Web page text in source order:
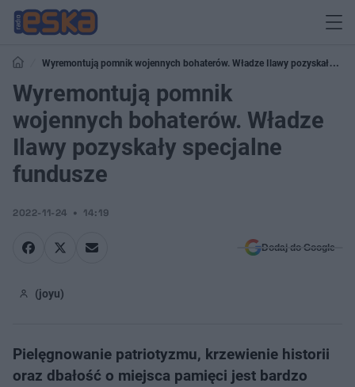
Wyremontują pomnik wojennych bohaterów. Władze Ilawy pozyskały
specjalne fundusze
Wyremontują pomnik
wojennych bohaterów. Władze
Ilawy pozyskały specjalne
fundusze
2022-11-24 14:19
Dodaj do Google
(joyu)
Pielęgnowanie patriotyzmu, krzewienie historii
oraz dbałość o miejsca pamięci jest bardzo